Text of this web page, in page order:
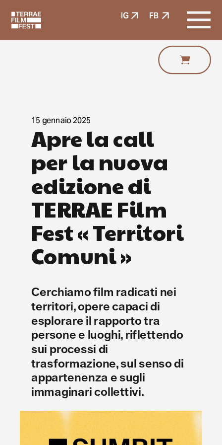
15 gennaio 2025
Apre la call
per la nuova
edizione di
TERRAE Film
Fest « Territori
Comuni »
Cerchiamo film radicati nei
territori, opere capaci di
esplorare il rapporto tra
persone e luoghi, riflettendo
sui processi di
trasformazione, sul senso di
appartenenza e sugli
immaginari collettivi.
FB
IG